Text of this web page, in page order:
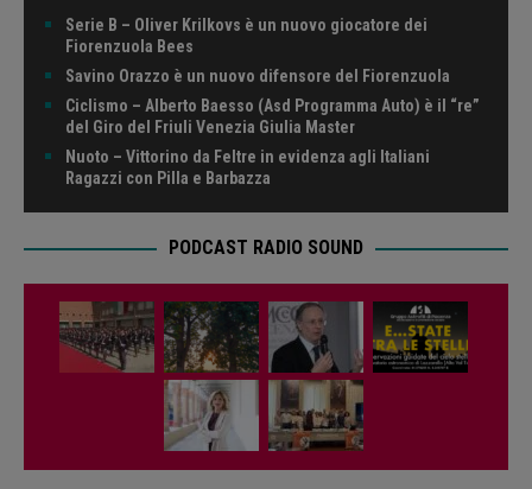
Serie B – Oliver Krilkovs è un nuovo giocatore dei
Fiorenzuola Bees
Savino Orazzo è un nuovo difensore del Fiorenzuola
Ciclismo – Alberto Baesso (Asd Programma Auto) è il “re”
del Giro del Friuli Venezia Giulia Master
Nuoto – Vittorino da Feltre in evidenza agli Italiani
Ragazzi con Pilla e Barbazza
PODCAST RADIO SOUND